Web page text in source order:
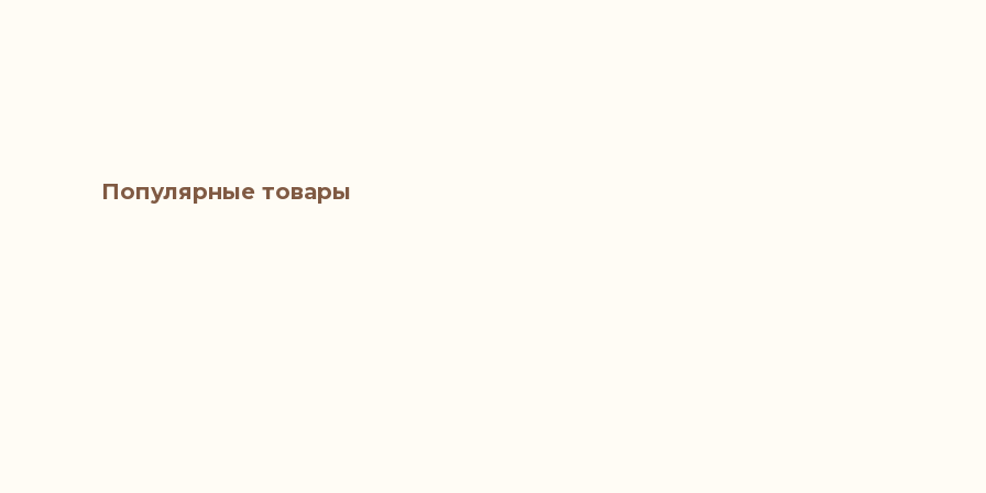
Популярные товары